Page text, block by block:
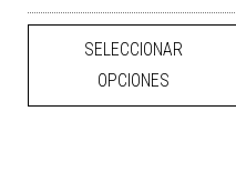
SELECCIONAR
OPCIONES